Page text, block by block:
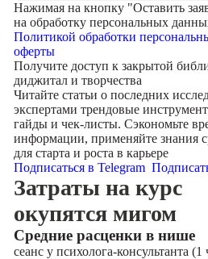
Нажимая на кнопку "Оставить
на обработку персональных
Политикой обработки
оферты
Получите доступ к закрытой
диджитал и творчества
Читайте статьи о последних
экспертами трендовые
гайды и чек-листы. Сэкономьте
информации, применяйте знания
для старта и роста в карьере
Подписаться в Telegram
Затраты на курс
окупятся мигом
Cредние расценки в нише
сеанс у психолога-консультанта (1